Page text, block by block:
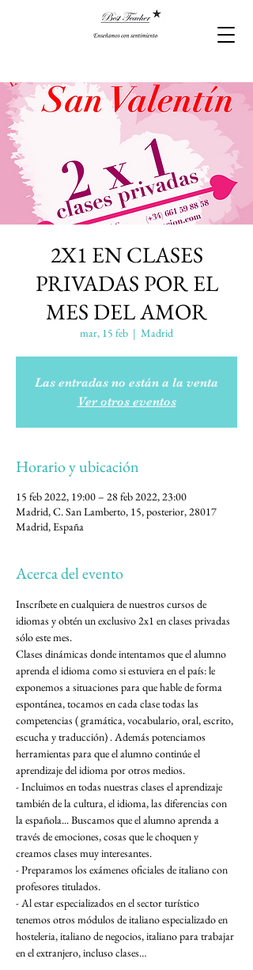
2X1 EN CLASES
PRIVADAS POR EL
MES DEL AMOR
mar, 15 feb
  |
Madrid
Las entradas no están a la venta
Ver otros eventos
Horario y ubicación
15 feb 2022, 19:00 – 28 feb 2022, 23:00
Madrid, C. San Lamberto, 15, posterior, 28017
Madrid, España
Acerca del evento
Inscríbete en cualquiera de nuestros cursos de
idiomas y obtén un exclusivo 2x1 en clases privadas
sólo este mes.
Clases dinámicas donde intentamos que el alumno
aprenda el idioma como si estuviera en el país: le
exponemos a situaciones para que hable de forma
espontánea, tocamos en cada clase todas las
competencias ( gramática, vocabulario, oral, escrito,
escucha y traducción) . Además potenciamos
herramientas para que el alumno continúe el
aprendizaje del idioma por otros medios.
- Incluimos en todas nuestras clases el aprendizaje
también de la cultura, el idioma, las diferencias con
la española... Buscamos que el alumno aprenda a
través de emociones, cosas que le choquen y
creamos clases muy interesantes.
- Preparamos los exámenes oficiales de italiano con
profesores titulados.
- Al estar especializados en el sector turístico
tenemos otros módulos de italiano especializado en
hosteleria, italiano de negocios, italiano para trabajar
en el extranjero, incluso clases…